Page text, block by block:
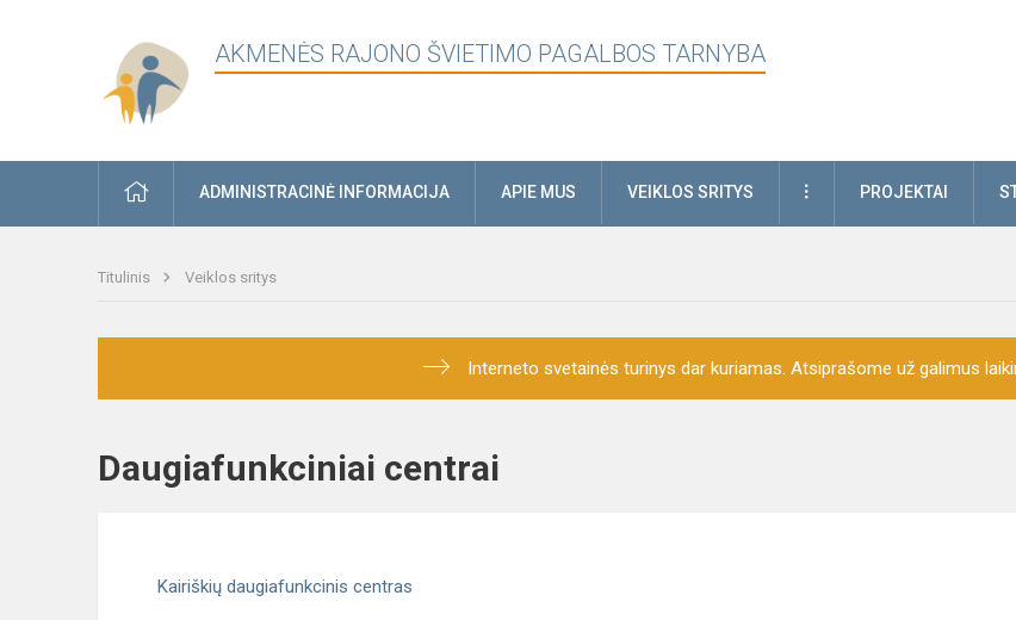
AKMENĖS RAJONO ŠVIETIMO PAGALBOS TARNYBA
PRADŽIAADMINISTRACINĖ INFORMACIJA APIE MUS VEIKLOS SRITYS DAUGIAUPROJEKTAI
Titulinis Veiklos sritys
Interneto svetainės turinys dar kuriamas. Atsiprašome už galimus
Daugiafunkciniai centrai
Kairiškių daugiafunkcinis centras